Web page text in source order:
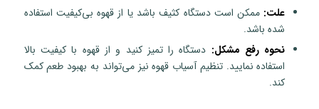
علت: ممکن است دستگاه کثیف باشد یا از قهوه بی‌کیفیت استفاده
شده باشد.
نحوه رفع مشکل: دستگاه را تمیز کنید و از قهوه با کیفیت بالا
استفاده نمایید. تنظیم آسیاب قهوه نیز می‌تواند به بهبود طعم کمک
کند.